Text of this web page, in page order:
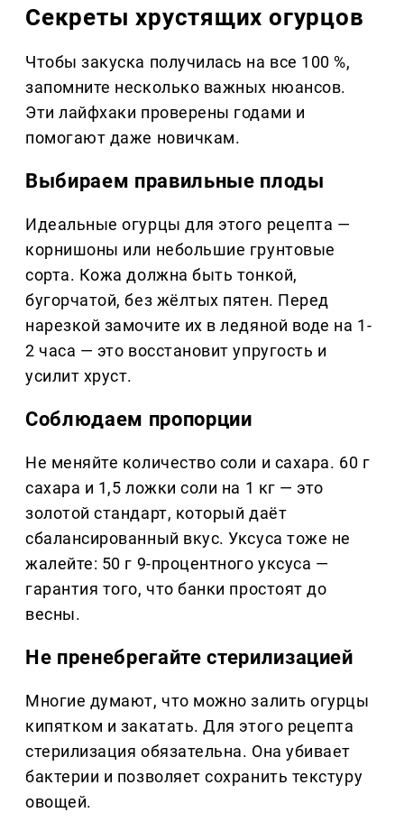
Секреты хрустящих огурцов
Чтобы закуска получилась на все 100 %,
запомните несколько важных нюансов.
Эти лайфхаки проверены годами и
помогают даже новичкам.
Выбираем правильные плоды
Идеальные огурцы для этого рецепта —
корнишоны или небольшие грунтовые
сорта. Кожа должна быть тонкой,
бугорчатой, без жёлтых пятен. Перед
нарезкой замочите их в ледяной воде на 1-
2 часа — это восстановит упругость и
усилит хруст.
Соблюдаем пропорции
Не меняйте количество соли и сахара. 60 г
сахара и 1,5 ложки соли на 1 кг — это
золотой стандарт, который даёт
сбалансированный вкус. Уксуса тоже не
жалейте: 50 г 9-процентного уксуса —
гарантия того, что банки простоят до
весны.
Не пренебрегайте стерилизацией
Многие думают, что можно залить огурцы
кипятком и закатать. Для этого рецепта
стерилизация обязательна. Она убивает
бактерии и позволяет сохранить текстуру
овощей.